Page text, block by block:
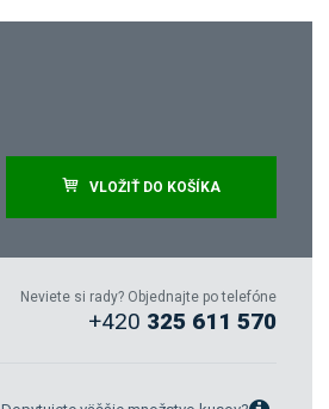
VLOŽIŤ DO KOŠÍKA
Neviete si rady? Objednajte po telefóne
+420 325 611 570